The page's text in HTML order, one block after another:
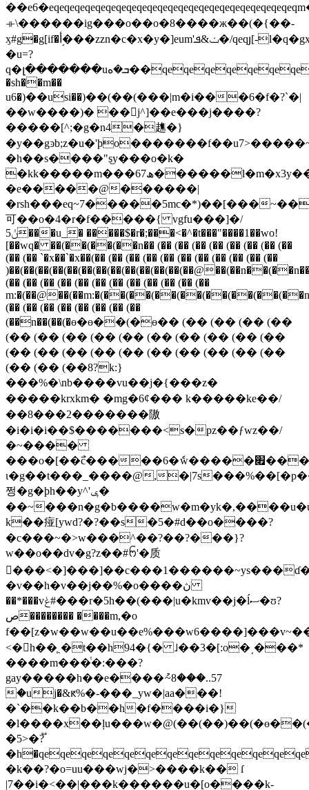
⟛\������ig���o��o�8����ж��(�{��-
ӽ#g�g[if�أܱ���zzn�c�x�y�]eum'ݖ&ܦ�/qeqյ[-l�q�gx-!]�#v�
�u=?
q�լ�������uܒ�ە��qeqeqeqeqeqeqeqeqeqeqeqeqeqeqeqeqe6�u�u6�@
�sh��m��
u6�)��usi��)��(��(���|m�i���6�f�?`�|
��w����)� ��j^]��e���j����?
�����[^;�g�n4�趭�}
�h��s����"ȿy���o�k�
�kk�����m���67ھ������l�m�x3y���s��}
�e�����@������|
�rsh���eq~7�����5mc�*)��[���
可��o�4�r�f�����{ vgfu���]�/
ݩ5���u_� �����$�r�;���<�^�t���"����1��wo!
[��wq� ��(��(��(��n�� (�� (�� (�� (�� (�� (�� (�� (��
(�� (�� `�x��`�x��(�� (�� (�� (�� (�� (�� (�� (�� (�� (�� (��
(�� (�� (�� (�� (�� (�� (�� (�� (�� (�� (�� (��
(�� (�� (�� (�� (�� (�� (�� (��
(��n��(��(�ө�ө��(�ө�� (�� (�� (�� (��
(�� (�� (�� (�� (�� (�� (�� (�� (�� (��
(�� (�� (�� (�� (�� (�� (�� (�� (�� (��
(�� (�� (��8?k:}
���%�\nb����vu��j�{���z�
�����krxkm� �mg�6ȼ��� k�����ke��/
��8���2�������隞
�i�i�i��$�������<s�pz��ƒwz��/
�~����
���o�[��߯c�����6�ެw�����׏����u���-
ι�g��t���_����@,�|7s
쩡�g�ϸh��y^'ݷ�
��~
k��痖[ywd?�?��s�5�#d��o����?
�c���~�>w���^��?��?���}?
w��o��dv�g?z��#ᨼ'�质
�v��h�v��j��%�o����ڽ
��*���vݟ#���r�5h��(���|u�kmv��j�ĺސ�ʊ?
ص�������� ����m,�o
<�h��֤ˏ�t��h94�{� ˩��3�[:o�͵���*
����m���ͭ�:���?
gay�����h��e����ު~8���..57
�uj�&ԟ%�-���_yw�|aa���!
�`��k��b��h�f����i�}
�5>�?֟
�k��?�o=uu���wj�>����k�� ſ
|7��i�<��|���k������u�[o����k-